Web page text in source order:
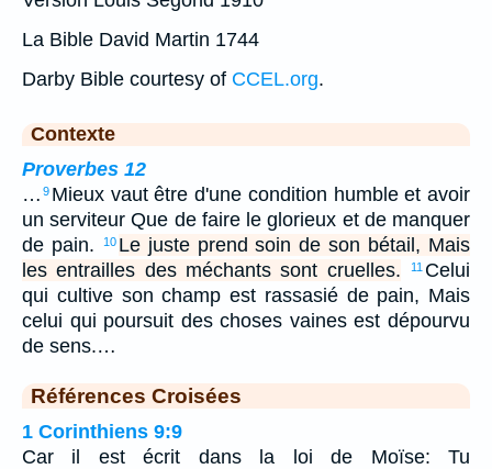
La Bible David Martin 1744
Darby Bible courtesy of CCEL.org.
Contexte
Proverbes 12
… 9 Mieux vaut être d'une condition humble et avoir
un serviteur Que de faire le glorieux et de manquer
de pain.
10 Le juste prend soin de son bétail, Mais
les entrailles des méchants sont cruelles.
11 Celui
qui cultive son champ est rassasié de pain, Mais
celui qui poursuit des choses vaines est dépourvu
de sens.…
Références Croisées
1 Corinthiens 9:9
Car il est écrit dans la loi de Moïse: Tu